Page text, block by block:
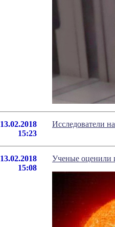
13.02.2018
15:23
Исследователи
13.02.2018
15:08
Ученые оценили